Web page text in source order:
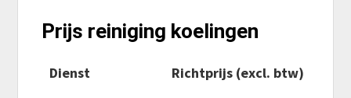
Prijs reiniging koelingen
Dienst Richtprijs (excl. btw)